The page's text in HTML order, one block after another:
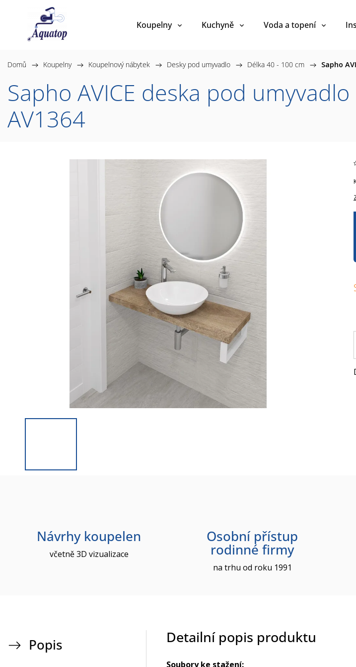
Koupelny Kuchyně Voda a topení
Domů / Koupelny / Koupelnový nábytek / Desky pod umyvadlo / Délka 40 - 100 cm / Sapho
Sapho AVICE deska pod
AV1364
Návrhy koupelen
včetně 3D vizualizace
Osobní přístup
rodinné firmy
na trhu od roku 1991
Popis
Detailní popis produktu
Soubory ke stažení: